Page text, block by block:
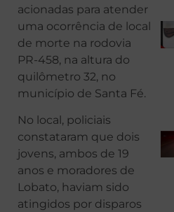
acionadas para atender
uma ocorrência de local
de morte na rodovia
PR-458, na altura do
quilômetro 32, no
município de Santa Fé.
No local, policiais
constataram que dois
jovens, ambos de 19
anos e moradores de
Lobato, haviam sido
atingidos por disparos